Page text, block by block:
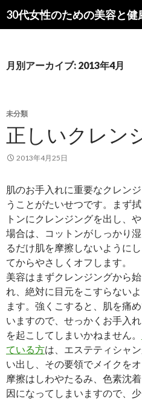
30代女性のための美容と健
索
ン
キ
ッ
月別アーカイブ: 2013年4月
未分類
正しいクレン
2013年4月25日
肌のお手入れに重要なクレン
うことがたいせつです。まず
トンにクレンジングを出し、
場合は、コットンがしっかり
るだけ肌を摩擦しないように
てからやさしくオフします。
美容はまずクレンジングから
れ、絶対に目元をこすらない
ます。強くこすると、肌を痛
いますので、せっかくお手入
を起こしてしまいかねません。
ている方は、エステティシャ
い出し、その要領でメイクをオ
摩擦はしわやたるみ、色素沈
因になってしまいますので、